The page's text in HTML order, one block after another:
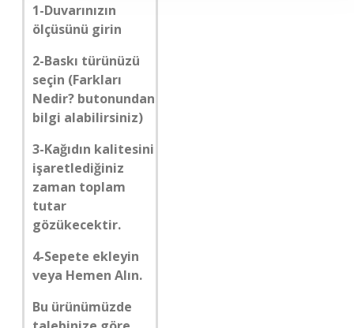
1-Duvarınızın
ölçüsünü girin
2-Baskı türünüzü
seçin (Farkları
Nedir? butonundan
bilgi alabilirsiniz)
3-Kağıdın kalitesini
işaretlediğiniz
zaman toplam
tutar
gözükecektir.
4-Sepete ekleyin
veya Hemen Alın.
Bu ürünümüzde